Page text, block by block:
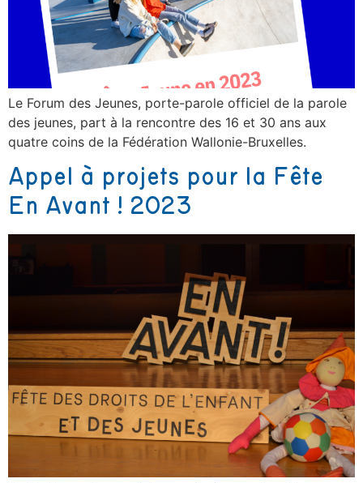
Le Forum des Jeunes, porte-parole officiel de la parole
des jeunes, part à la rencontre des 16 et 30 ans aux
quatre coins de la Fédération Wallonie-Bruxelles.
Appel à projets pour la Fête
En Avant ! 2023